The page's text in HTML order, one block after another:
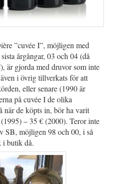
”cuvée I”, möjligen med
årgångar, 03 och 04 (då
är gjorda med druvor som inte
i övrig tillverkats för att
eller senare (1990 är
på cuvée I de olika
när de köpts in, bör ha varit
– 35 € (2000). Teror inte
SB, möjligen 98 och 00, i så
i butik då.